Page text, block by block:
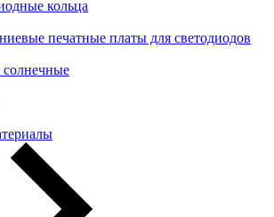
кольца
печатные платы для светодиодов